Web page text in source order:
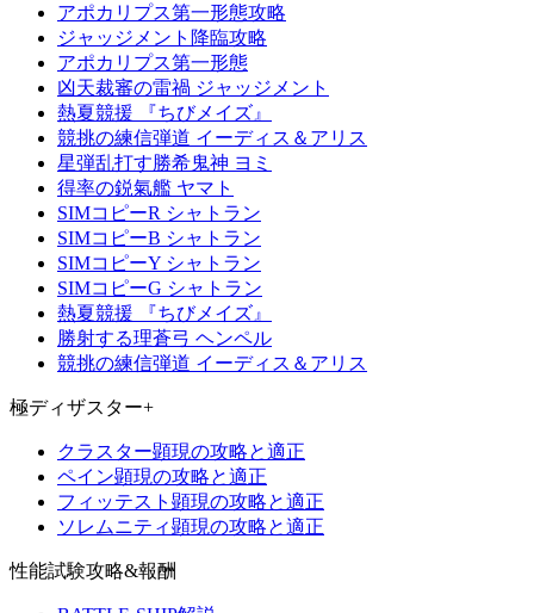
アポカリプス第一形態攻略
ジャッジメント降臨攻略
アポカリプス第一形態
凶天裁審の雷禍 ジャッジメント
熱夏競援 『ちびメイズ』
競挑の練信弾道 イーディス＆アリス
星弾乱打す勝希鬼神 ヨミ
得率の鋭氣艦 ヤマト
SIMコピーR シャトラン
SIMコピーB シャトラン
SIMコピーY シャトラン
SIMコピーG シャトラン
熱夏競援 『ちびメイズ』
勝射する理蒼弓 ヘンペル
競挑の練信弾道 イーディス＆アリス
極ディザスター+
クラスター顕現の攻略と適正
ペイン顕現の攻略と適正
フィッテスト顕現の攻略と適正
ソレムニティ顕現の攻略と適正
性能試験攻略&報酬